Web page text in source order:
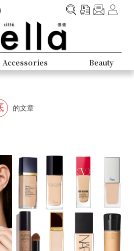
Accessories Beauty
的文章